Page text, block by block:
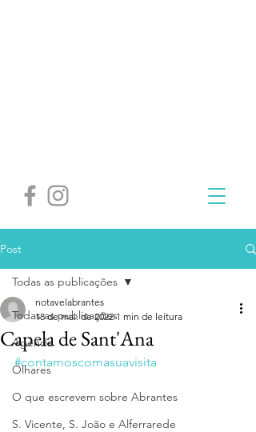
Post
Todas as publicações
Agenda
Olhares
O que escrevem sobre Abrantes
S. Vicente, S. João e Alferrarede
Todas as publicações
Capela de Sant'Ana
notavelabrantes
18 de mai. de 2022 1 min de leitura
#contamoscomasuavisita